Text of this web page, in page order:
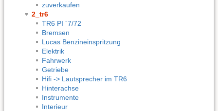
zuverkaufen
2_tr6
TR6 PI ´7/72
Bremsen
Lucas Benzineinspritzung
Elektrik
Fahrwerk
Getriebe
Hifi -> Lautsprecher im TR6
Hinterachse
Instrumente
Interieur